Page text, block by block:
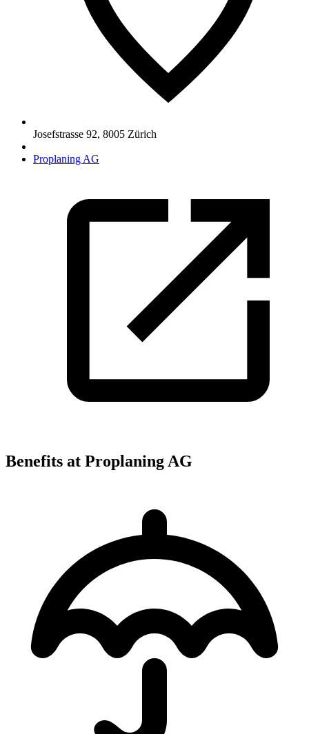
Josefstrasse 92, 8005 Zürich
Proplaning AG
Benefits at Proplaning AG